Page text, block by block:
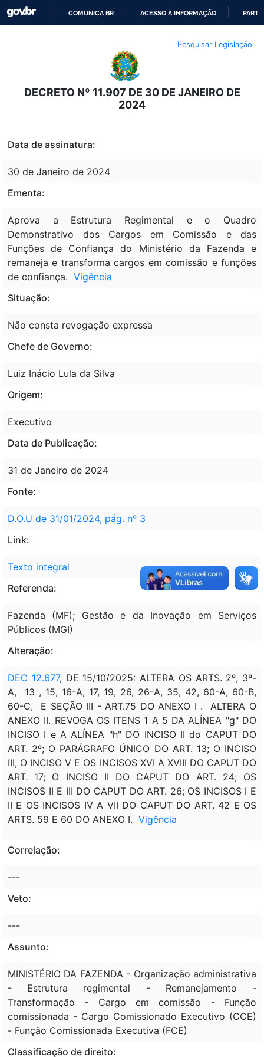
O
CONTEÚDO
COMUNICA BR ACESSO À INFORMAÇÃO
Pesquisar Legislação
DECRETO Nº 11.907 DE 30 DE JANEIRO DE
2024
Data de assinatura:
30 de Janeiro de 2024
Ementa:
Aprova a Estrutura Regimental e o Quadro
Demonstrativo dos Cargos em Comissão e das
Funções de Confiança do Ministério da Fazenda e
remaneja e transforma cargos em comissão e funções
de confiança. Vigência
Situação:
Não consta revogação expressa
Chefe de Governo:
Luiz Inácio Lula da Silva
Origem:
Executivo
Data de Publicação:
31 de Janeiro de 2024
Fonte:
D.O.U de 31/01/2024, pág. nº 3
Link:
Texto integral
Referenda:
Fazenda (MF); Gestão e da Inovação em Serviços
Públicos (MGI)
Alteração:
DEC 12.677, DE 15/10/2025: ALTERA OS ARTS. 2º, 3º-
A, 13 , 15, 16-A, 17, 19, 26, 26-A, 35, 42, 60-A, 60-B,
60-C, E SEÇÃO III - ART.75 DO ANEXO I . ALTERA O
ANEXO II. REVOGA OS ITENS 1 A 5 DA ALÍNEA "g" DO
INCISO I e A ALÍNEA "h" DO INCISO II do CAPUT DO
ART. 2º; O PARÁGRAFO ÚNICO DO ART. 13; O INCISO
III, O INCISO V E OS INCISOS XVI A XVIII DO CAPUT DO
ART. 17; O INCISO II DO CAPUT DO ART. 24; OS
INCISOS II E III DO CAPUT DO ART. 26; OS INCISOS I E
II E OS INCISOS IV A VII DO CAPUT DO ART. 42 E OS
ARTS. 59 E 60 DO ANEXO I. Vigência
Correlação:
---
Veto:
---
Assunto:
MINISTÉRIO DA FAZENDA - Organização administrativa
- Estrutura regimental - Remanejamento -
Transformação - Cargo em comissão - Função
comissionada - Cargo Comissionado Executivo (CCE)
- Função Comissionada Executiva (FCE)
Classificação de direito: